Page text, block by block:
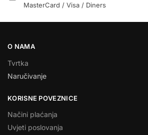
MasterCard / Visa / Diners
O NAMA
Tvrtka
Naručivanje
KORISNE POVEZNICE
Načini plaćanja
Uvjeti poslovanja